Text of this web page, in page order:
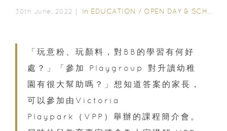
30th June, 2022｜ In EDUCATION / OPEN DAY & SCHOOL EVENTS
「玩意粉、玩顏料，對BB的學習有何好
處？」「參加 Playgroup 對升讀幼稚
園有很大幫助嗎？」想知道答案的家長，
可以參加由Victoria
Playpark（VPP）舉辦的課程簡介會。